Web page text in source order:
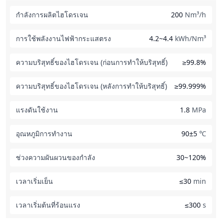
กำลังการผลิตไฮโดรเจน 200 Nm³/h
การใช้พลังงานไฟฟ้ากระแสตรง 4.2~4.4 kWh/Nm³
ความบริสุทธิ์ของไฮโดรเจน (ก่อนการทำให้บริสุทธิ์) ≥99.8%
ความบริสุทธิ์ของไฮโดรเจน (หลังการทำให้บริสุทธิ์) ≥99.999%
แรงดันใช้งาน 1.8 MPa
อุณหภูมิการทำงาน 90±5 ℃
ช่วงความผันผวนของกำลัง 30~120%
เวลาเริ่มเย็น ≤30 min
เวลาเริ่มต้นที่ร้อนแรง ≤300 s